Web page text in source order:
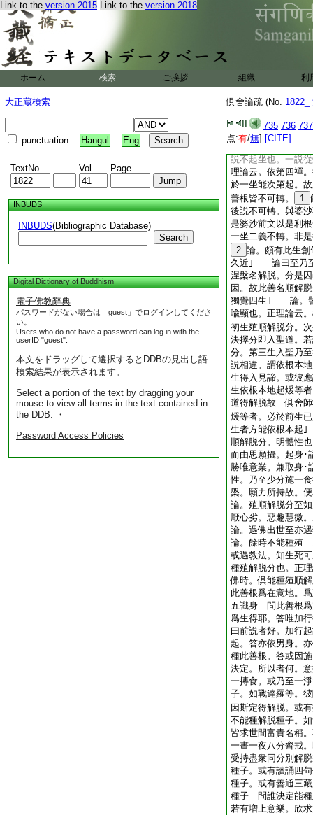
Link to the version 2015 Link to the version 2018
ホーム 検索 ご挨拶 組織 利
大正蔵検索
punctuation Hangul Eng
TextNo. Vol. Page
INBUDS
INBUDS(Bibliographic Database)
Search
Digital Dictionary of Buddhism
電子佛教辭典
パスワードがない場合は「guest」でログインしてくださ
い。
Users who do not have a password can log in with the
userID "guest".
本文をドラッグして選択するとDDBの見出し語
検索結果が表示されます。
Select a portion of the text by dragging your
mouse to view all terms in the text contained in
the DDB. ・
Password Access Policies
倶舍論疏 (No. 1822_
735 736 737
点:有/無] [CITE]
義。准此若不能往
論説。忍已上不許
也｣ 論。聲聞種
三謂煖･頂･忍三。
此明二人不可轉也
麟角。部行如聲聞
可轉也。一坐便成
轉意也｣論。第四靜
釋二人依第四禪
至是菩提性故。此
覺故｣ 論。言一
説不起坐也。一説
理論云。依第四禪
於一坐能次第起。
善根皆不可轉。
1
後説不可轉。與婆
是婆沙前文以是利
一坐二義不轉。非
2 論。頗有此生
久近｣ 論曰至乃至
涅槃名解脱。分是
因。故此善名順解
獨覺四生｣ 論。譬
喩顯也。正理論云
初生殖順解脱分。
決擇分即入聖道。
分。第三生入聖乃
説相違。謂依根本
生得入見諦。或彼
生依根本地起煖等
道得解脱故 倶舍師
煖等者。必於前生
生者方能依根本
順解脱分。明體性
而由思願攝。起身･
勝唯意業。兼取身･
性。乃至少分施一
槃。願力所持故。
論。殖順解脱分至
厭心劣。惡趣慧微
論。遇佛出世至亦
論。餘時不能種殖
或遇教法。知生死
種殖解脱分也。正
佛時。倶能種殖順
此善根爲在意地。
五識身 問此善根爲
爲生得耶。答唯加
曰前説者好。加行
起。答亦依男身。
種此善根。答或因
決定。所以者何。
一摶食。或乃至一
子。如戰達羅等。
因斯定得解脱。或
不能種解脱種子。
皆求世間富貴名稱
一晝一夜八分齊戒
受持盡衆同分別解
種子。或有讀誦四
種子。或有善通三
種子 問誰決定能種
若有増上意樂。欣